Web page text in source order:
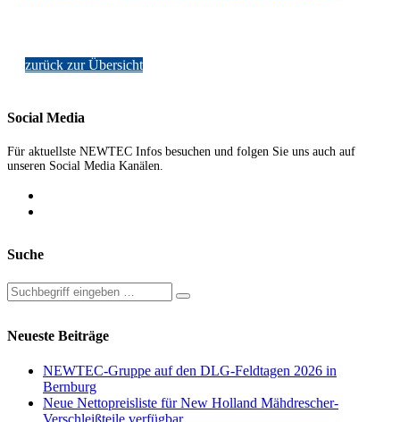
zurück zur Übersicht
Social Media
Für aktuellste NEWTEC Infos besuchen und folgen Sie uns auch auf
unseren Social Media Kanälen.
Suche
Neueste Beiträge
NEWTEC-Gruppe auf den DLG-Feldtagen 2026 in
Bernburg
Neue Nettopreisliste für New Holland Mähdrescher-
Verschleißteile verfügbar